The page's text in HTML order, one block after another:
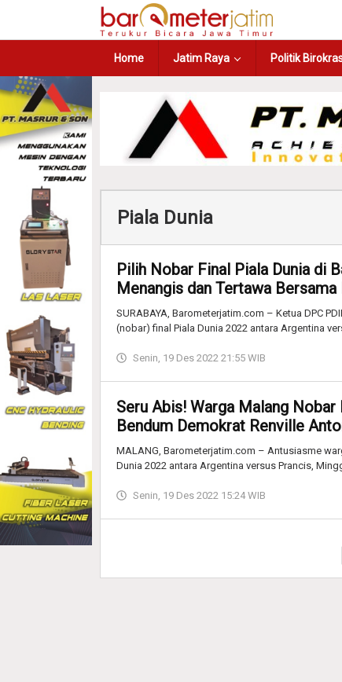
Home Jatim Raya Politik
Piala Dunia
Pilih Nobar Final Piala Dunia di
Menangis dan Tertawa Bersama
SURABAYA, Barometerjatim.com – Ketua DPC
(nobar) final Piala Dunia 2022 antara Argentina
Senin, 19 Des 2022 21:55 WIB
Seru Abis! Warga Malang
Bendum Demokrat Renville
MALANG, Barometerjatim.com – Antusiasme
Dunia 2022 antara Argentina versus Prancis,
Senin, 19 Des 2022 15:24 WIB